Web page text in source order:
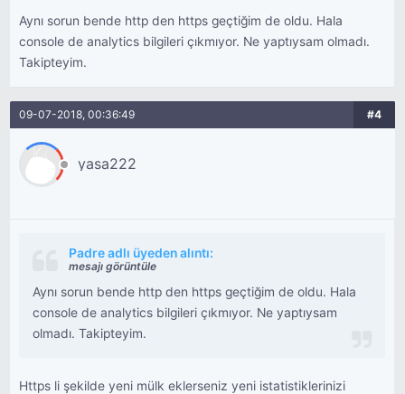
Aynı sorun bende http den https geçtiğim de oldu. Hala
console de analytics bilgileri çıkmıyor. Ne yaptıysam olmadı.
Takipteyim.
09-07-2018, 00:36:49 #4
yasa222
Padre adlı üyeden alıntı:
mesajı görüntüle
Aynı sorun bende http den https geçtiğim de oldu. Hala
console de analytics bilgileri çıkmıyor. Ne yaptıysam
olmadı. Takipteyim.
Https li şekilde yeni mülk eklerseniz yeni istatistiklerinizi